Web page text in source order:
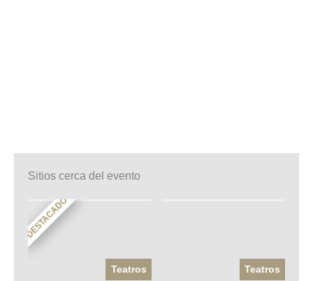
Sitios cerca del evento
DESTACADO
Teatros Teatros